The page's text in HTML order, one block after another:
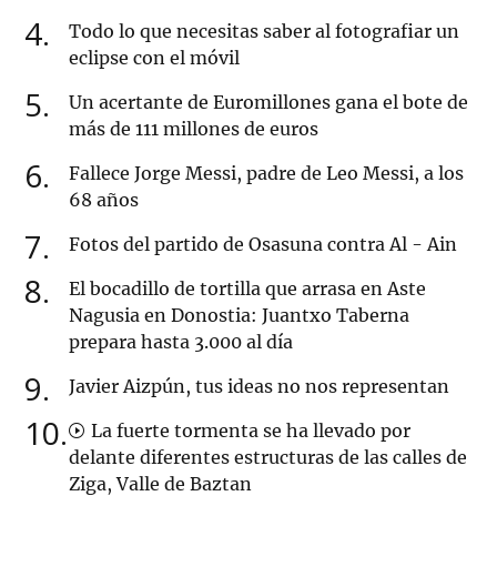
4
Todo lo que necesitas saber al fotografiar un
eclipse con el móvil
5
Un acertante de Euromillones gana el bote de
más de 111 millones de euros
6
Fallece Jorge Messi, padre de Leo Messi, a los
68 años
7 Fotos del partido de Osasuna contra Al - Ain
8
El bocadillo de tortilla que arrasa en Aste
Nagusia en Donostia: Juantxo Taberna
prepara hasta 3.000 al día
9 Javier Aizpún, tus ideas no nos representan
10
La fuerte tormenta se ha llevado por
delante diferentes estructuras de las calles de
Ziga, Valle de Baztan